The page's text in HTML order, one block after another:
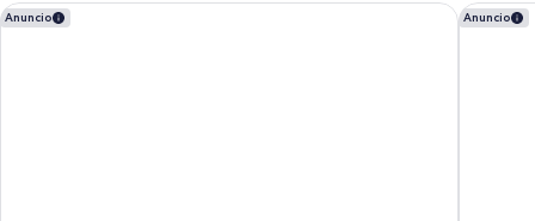
Anuncio
ibis Manchester Centre Princess Street Anuncio